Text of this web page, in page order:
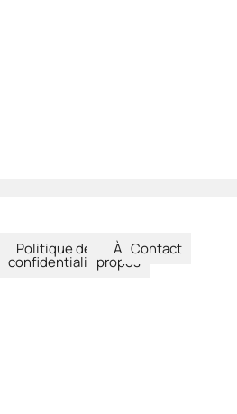
Politique de
confidentialité
À
propos
Contact